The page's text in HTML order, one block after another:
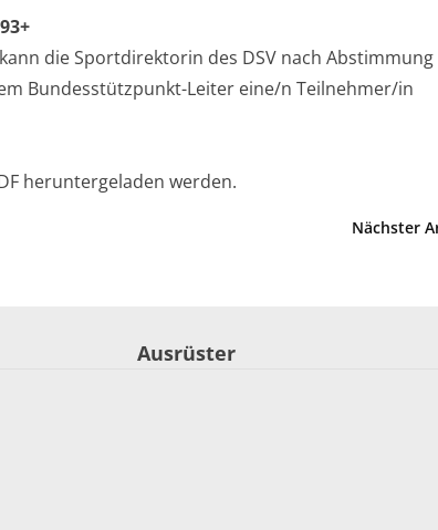
die Sportdirektorin des DSV nach
Bundesstützpunkt-Leiter eine/n Teilnehmer/in
heruntergeladen werden.
Nächster
Ausrüster